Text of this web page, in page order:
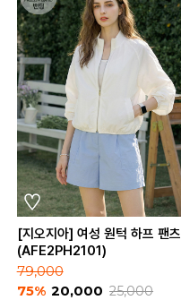
[지오지아] 여성 원턱 하프 팬츠
(AFE2PH2101)
79,000
75% 20,000 25,000